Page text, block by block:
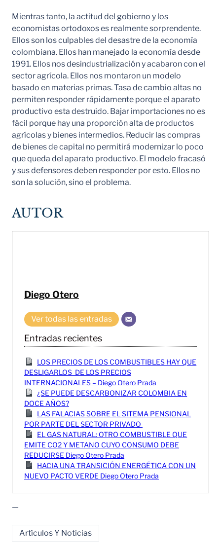
Mientras tanto, la actitud del gobierno y los
economistas ortodoxos es realmente sorprendente.
Ellos son los culpables del desastre de la economía
colombiana. Ellos han manejado la economía desde
1991. Ellos nos desindustrialización y acabaron con el
sector agrícola. Ellos nos montaron un modelo
basado en materias primas. Tasa de cambio altas no
permiten responder rápidamente porque el aparato
productivo esta destruido. Bajar importaciones no es
fácil porque hay una proporción alta de productos
agrícolas y bienes intermedios. Reducir las compras
de bienes de capital no permitirá modernizar lo poco
que queda del aparato productivo. El modelo fracasó
y sus defensores deben responder por esto. Ellos no
son la solución, sino el problema.
AUTOR
Diego Otero
Ver todas las entradas
Entradas recientes
LOS PRECIOS DE LOS COMBUSTIBLES HAY QUE
DESLIGARLOS DE LOS PRECIOS
INTERNACIONALES – Diego Otero Prada
¿SE PUEDE DESCARBONIZAR COLOMBIA EN
DOCE AÑOS?
LAS FALACIAS SOBRE EL SITEMA PENSIONAL
POR PARTE DEL SECTOR PRIVADO
EL GAS NATURAL: OTRO COMBUSTIBLE QUE
EMITE CO2 Y METANO CUYO CONSUMO DEBE
REDUCIRSE Diego Otero Prada
HACIA UNA TRANSICIÓN ENERGÉTICA CON UN
NUEVO PACTO VERDE Diego Otero Prada
—
Artículos Y Noticias